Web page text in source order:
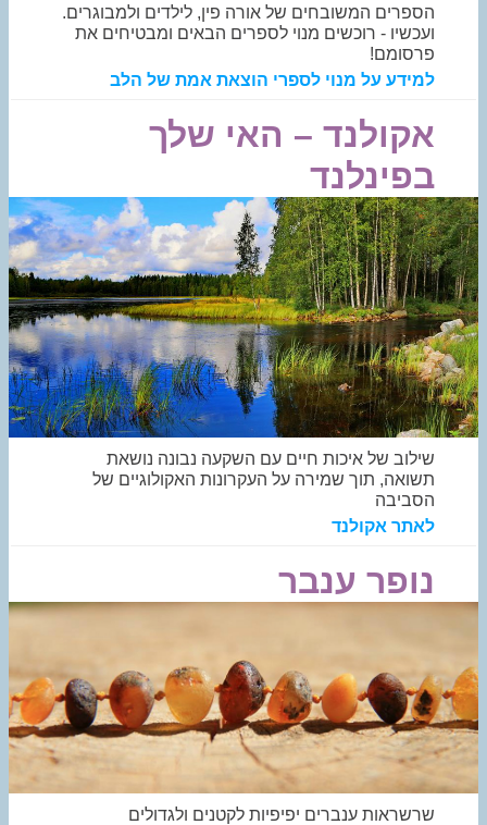
הספרים המשובחים של אורה פין, לילדים ולמבוגרים.
ועכשיו - רוכשים מנוי לספרים הבאים ומבטיחים את
פרסומם!
למידע על מנוי לספרי הוצאת אמת של הלב
אקולנד – האי שלך
בפינלנד
שילוב של איכות חיים עם השקעה נבונה נושאת
תשואה, תוך שמירה על העקרונות האקולוגיים של
הסביבה
לאתר אקולנד
נופר ענבר
שרשראות ענברים יפיפיות לקטנים ולגדולים